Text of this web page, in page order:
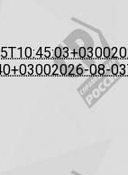
2026-08-